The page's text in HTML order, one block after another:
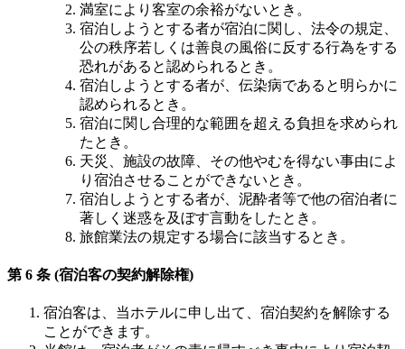
満室により客室の余裕がないとき。
宿泊しようとする者が宿泊に関し、法令の規定、
公の秩序若しくは善良の風俗に反する行為をする
恐れがあると認められるとき。
宿泊しようとする者が、伝染病であると明らかに
認められるとき。
宿泊に関し合理的な範囲を超える負担を求められ
たとき。
天災、施設の故障、その他やむを得ない事由によ
り宿泊させることができないとき。
宿泊しようとする者が、泥酔者等で他の宿泊者に
著しく迷惑を及ぼす言動をしたとき。
旅館業法の規定する場合に該当するとき。
第 6 条 (宿泊客の契約解除権)
宿泊客は、当ホテルに申し出て、宿泊契約を解除する
ことができます。